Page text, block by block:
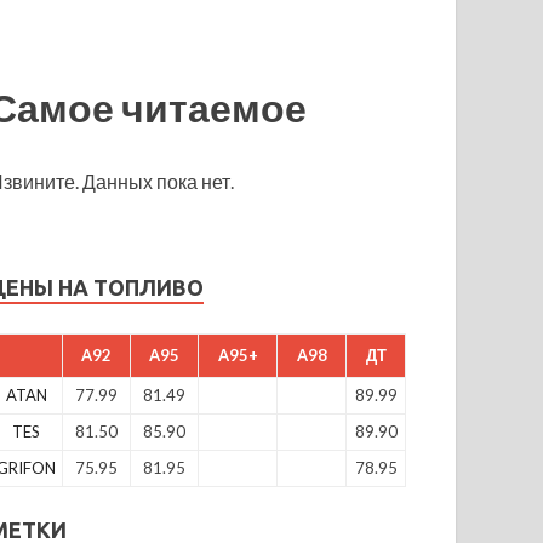
читаемое
Данных пока нет.
НА ТОПЛИВО
A92 A95 A95+ A98 ДТ
ATAN 77.99 81.49
89.99
TES
81.50 85.90
89.90
75.95 81.95 78.95